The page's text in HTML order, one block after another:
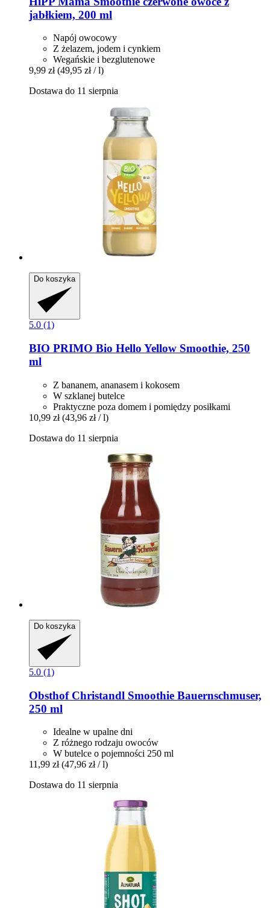
jabłkiem, 200 ml
Napój owocowy
Z żelazem, jodem i cynkiem
Wegańskie i bezglutenowe
9,99 zł (49,95 zł / l)
Dostawa do 11 sierpnia
Do koszyka
5.0 (1)
BIO PRIMO Bio Hello Yellow Smoothie, 250
ml
Z bananem, ananasem i kokosem
W szklanej butelce
Praktyczne poza domem i pomiędzy posiłkami
10,99 zł (43,96 zł / l)
Dostawa do 11 sierpnia
Do koszyka
5.0 (1)
Obsthof Christandl Smoothie Bauernschmuser,
250 ml
Idealne w upalne dni
Z różnego rodzaju owoców
W butelce o pojemności 250 ml
11,99 zł (47,96 zł / l)
Dostawa do 11 sierpnia